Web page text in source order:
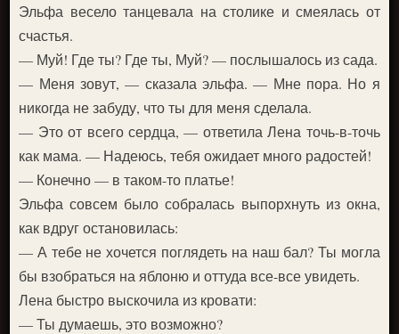
Эльфа весело танцевала на столике и смеялась от
счастья.
— Муй! Где ты? Где ты, Муй? — послышалось из сада.
— Меня зовут, — сказала эльфа. — Мне пора. Но я
никогда не забуду, что ты для меня сделала.
— Это от всего сердца, — ответила Лена точь-в-точь
как мама. — Надеюсь, тебя ожидает много радостей!
— Конечно — в таком-то платье!
Эльфа совсем было собралась выпорхнуть из окна,
как вдруг остановилась:
— А тебе не хочется поглядеть на наш бал? Ты могла
бы взобраться на яблоню и оттуда все-все увидеть.
Лена быстро выскочила из кровати:
— Ты думаешь, это возможно?